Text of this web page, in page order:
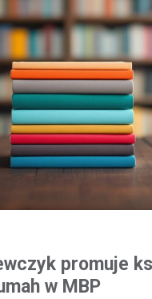
promuje
w MBP